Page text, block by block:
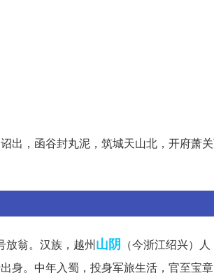
出，函谷封丸泥，筑城天山北，开府萧
翁。汉族，越州山阴 （今浙江绍兴）
身。中年入蜀，投身军旅生活，官至宝